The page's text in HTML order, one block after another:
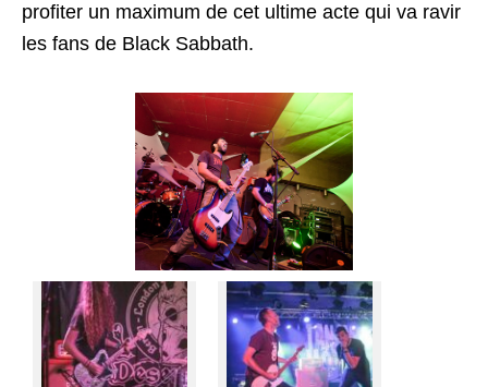
profiter un maximum de cet ultime acte qui va ravir
les fans de Black Sabbath.